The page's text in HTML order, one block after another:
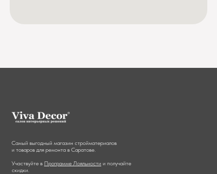
Самый выгодный магазин стройматериалов
и товаров для ремонта в Саратове.
Участвуйте в Программе Лояльности и получайте
скидки.